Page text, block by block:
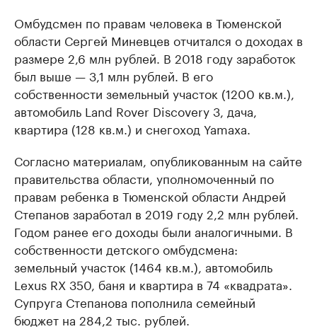
Омбудсмен по правам человека в Тюменской
области Сергей Миневцев отчитался о доходах в
размере 2,6 млн рублей. В 2018 году заработок
был выше — 3,1 млн рублей. В его
собственности земельный участок (1200 кв.м.),
автомобиль Land Rover Discovery 3, дача,
квартира (128 кв.м.) и снегоход Yamaxa.
Согласно материалам, опубликованным на сайте
правительства области, уполномоченный по
правам ребенка в Тюменской области Андрей
Степанов заработал в 2019 году 2,2 млн рублей.
Годом ранее его доходы были аналогичными. В
собственности детского омбудсмена:
земельный участок (1464 кв.м.), автомобиль
Lexus RX 350, баня и квартира в 74 «квадрата».
Супруга Степанова пополнила семейный
бюджет на 284,2 тыс. рублей.